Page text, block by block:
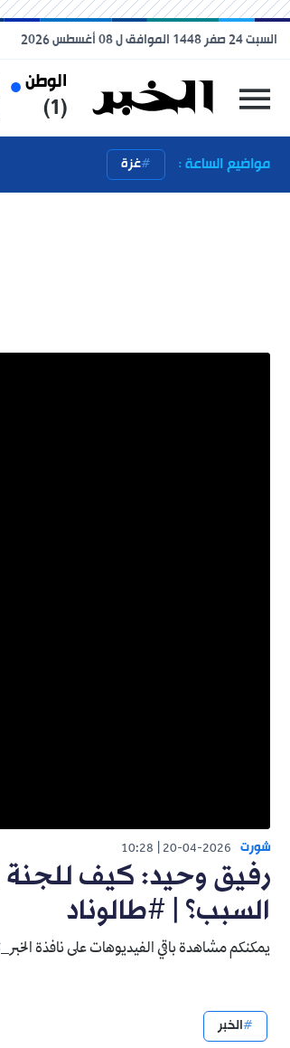
الوطن
(1)
السبت 24 صفر 1448 الموافق ل 08 أغسطس 2026
مواضيع الساعة : غزة
شورت 20-04-2026
10:28
رفيق وحيد: كيف للجنة
السبب؟ | #طالوناد
يمكنكم مشاهدة باقي الفيديوهات على نافذة
الخبر